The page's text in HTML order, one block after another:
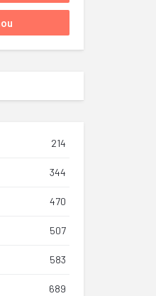
214
344
470
507
583
689